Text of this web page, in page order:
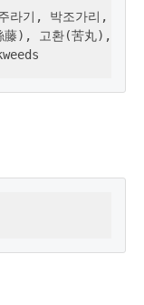
라기, 박조가리, 노
藤), 고환(苦丸),